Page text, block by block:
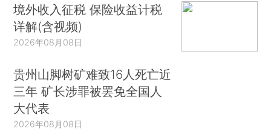
境外收入征税 保险收益计税
详解(含视频)
2026年08月08日
贵州山脚树矿难致16人死亡近
三年 矿长涉罪被罢免全国人
大代表
2026年08月08日